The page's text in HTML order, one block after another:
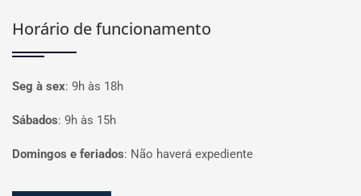
Horário de funcionamento
Seg à sex: 9h às 18h
Sábados: 9h às 15h
Domingos e feriados: Não haverá expediente